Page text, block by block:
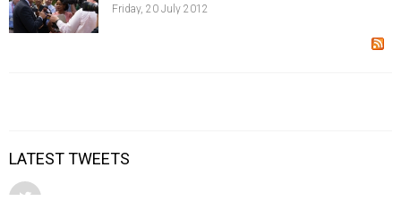
Friday, 20 July 2012
LATEST TWEETS